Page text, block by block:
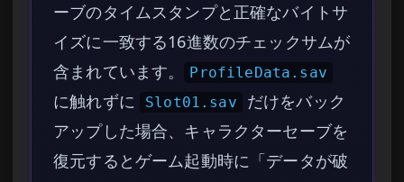
ーブのタイムスタンプと正確なバイトサ
イズに一致する16進数のチェックサムが
含まれています。
ProfileData.sav
に触れずに Slot01.sav
だけをバック
アップした場合、キャラクターセーブを
復元するとゲーム起動時に「データが破